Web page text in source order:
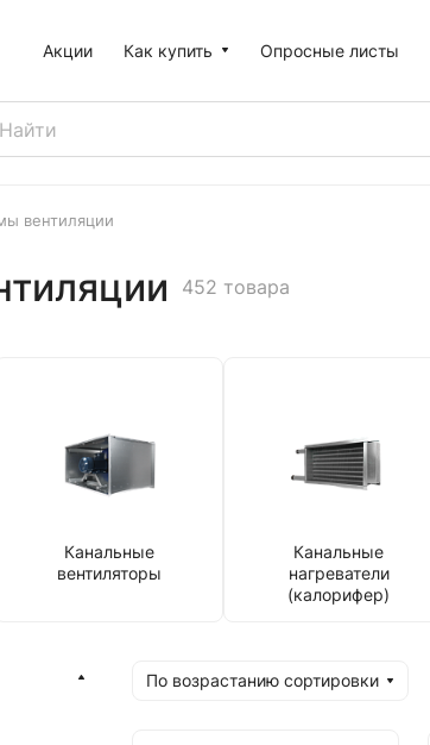
Акции Как купить Опросные листы
вентиляции
452 товара
Канальные
вентиляторы
Канальные
нагреватели
(калорифер)
По возрастанию сортировки